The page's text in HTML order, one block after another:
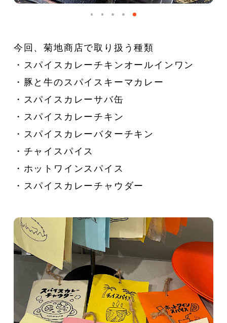
今回、菊地商店で取り扱う種類
・スパイスカレーチキンオールインワン
・豚と牛のスパイスキーマカレー
・スパイスカレーサバ缶
・スパイスカレーチキン
・スパイスカレーバターチキン
・チャイスパイス
・ホットワインスパイス
・スパイスカレーチャウダー
音楽・本 その他